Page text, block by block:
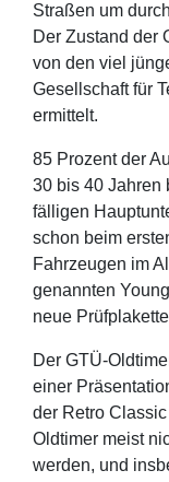
Straßen um
Der Zustand der
von den viel
Gesellschaft für
ermittelt.
85 Prozent der
30 bis 40 Jahren
fälligen
schon beim
Fahrzeugen im
genannten
neue
Der GTÜ-
einer
der Retro
Oldtimer meist
werden, und